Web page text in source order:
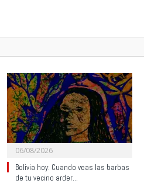
06/08/2026
Bolivia hoy: Cuando veas las barbas
de tu vecino arder…